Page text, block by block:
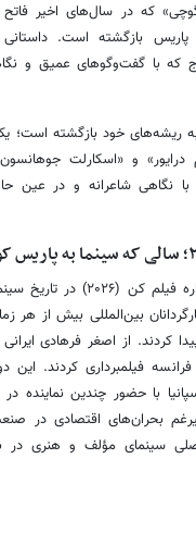
که در سال‌های اخیر
بازگشته است. داستانی
که با گفت‌وگوهای عمیق و
ریشه‌های خود بازگشته است؛
درایور» و «اسکارلت
با نگاهی شاعرانه و در
هفتاد و نهمین دوره جشنواره
بین‌المللی بیش از هر
کردند. از اصغر فرهادی ایرانی
فیلمبرداری کردند.
با حضور چندین نماینده
علیرغم بحران‌های اقتصادی در
سینمای مؤلف و هنری در